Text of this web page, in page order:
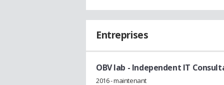
Entreprises
OBV lab - Independent IT
2016 - maintenant